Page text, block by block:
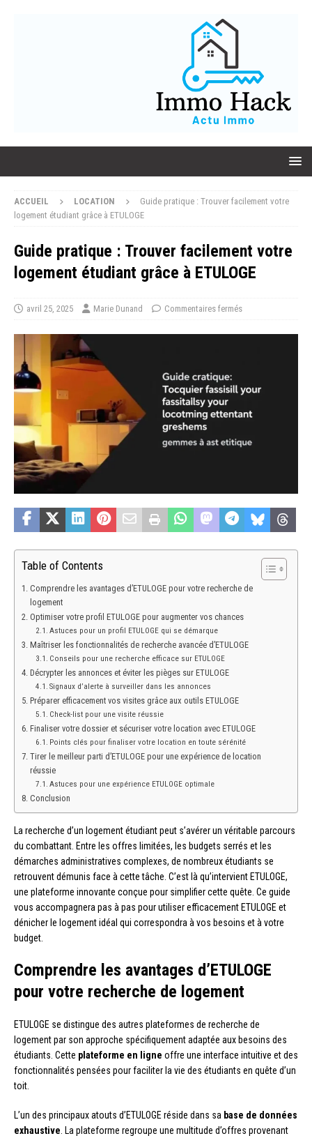
ACCUEIL LOCATION
Guide pratique : Trouver facilement votre
logement étudiant grâce à ETULOGE
Guide pratique : Trouver facilement votre
logement étudiant grâce à ETULOGE
avril 25, 2025 Marie Dunand Commentaires fermés
Table of Contents
Comprendre les avantages d’ETULOGE pour votre recherche de
logement
Optimiser votre profil ETULOGE pour augmenter vos chances
Astuces pour un profil ETULOGE qui se démarque
Maîtriser les fonctionnalités de recherche avancée d’ETULOGE
Conseils pour une recherche efficace sur ETULOGE
Décrypter les annonces et éviter les pièges sur ETULOGE
Signaux d’alerte à surveiller dans les annonces
Préparer efficacement vos visites grâce aux outils ETULOGE
Check-list pour une visite réussie
Finaliser votre dossier et sécuriser votre location avec ETULOGE
Points clés pour finaliser votre location en toute sérénité
Tirer le meilleur parti d’ETULOGE pour une expérience de location
réussie
Astuces pour une expérience ETULOGE optimale
Conclusion
La recherche d’un logement étudiant peut s’avérer un véritable parcours
du combattant. Entre les offres limitées, les budgets serrés et les
démarches administratives complexes, de nombreux étudiants se
retrouvent démunis face à cette tâche. C’est là qu’intervient ETULOGE,
une plateforme innovante conçue pour simplifier cette quête. Ce guide
vous accompagnera pas à pas pour utiliser efficacement ETULOGE et
dénicher le logement idéal qui correspondra à vos besoins et à votre
budget.
Comprendre les avantages d’ETULOGE
pour votre recherche de logement
ETULOGE se distingue des autres plateformes de recherche de
logement par son approche spécifiquement adaptée aux besoins des
étudiants. Cette plateforme en ligne offre une interface intuitive et des
fonctionnalités pensées pour faciliter la vie des étudiants en quête d’un
toit.
L’un des principaux atouts d’ETULOGE réside dans sa base de données
exhaustive. La plateforme regroupe une multitude d’offres provenant